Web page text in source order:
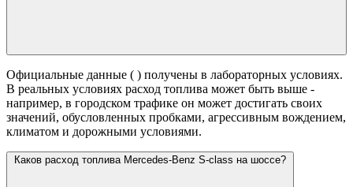
Официальные данные ( ) получены в лабораторных условиях.
В реальных условиях расход топлива может быть выше -
например, в городском трафике он может достигать своих
значений, обусловленных пробками, агрессивным вождением,
климатом и дорожными условиями.
Каков расход топлива Mercedes-Benz S-class на шоссе?